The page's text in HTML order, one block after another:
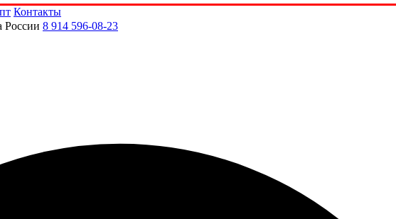
Контакты
России 8 914 596-08-23